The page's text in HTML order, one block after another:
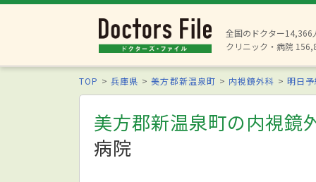
全国のドクター14,366
クリニック・病院
TOP 兵庫県 美方郡新温泉町 内視鏡外科 明日
美方郡新温泉町の内視鏡
病院